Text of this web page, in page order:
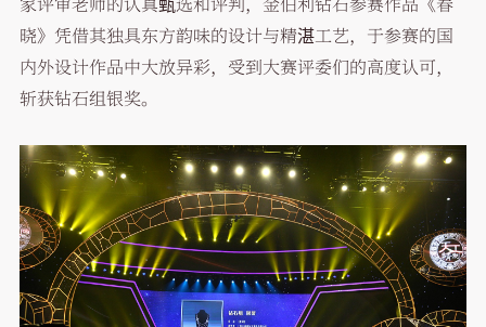
晓》凭借其独具东方韵味的设计与精湛工艺，于参赛的国
内外设计作品中大放异彩，受到大赛评委们的高度认可，
斩获钻石组银奖。